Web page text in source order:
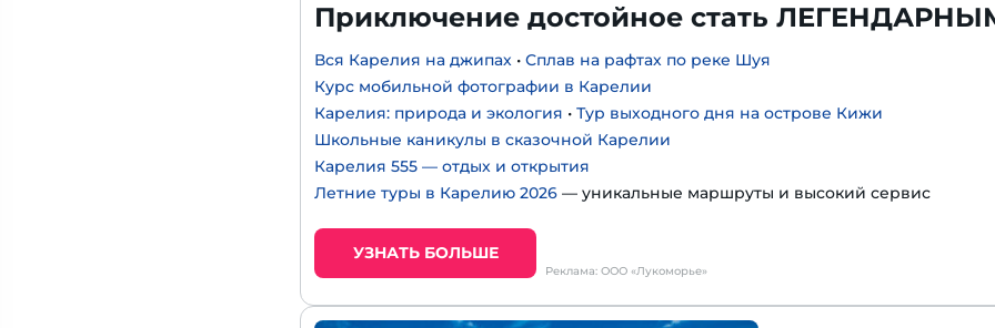
Приключение достойное стать
Вся Карелия на джипах • Сплав на рафтах по реке Шуя
Курс мобильной фотографии в Карелии
Карелия: природа и экология • Тур выходного дня на острове Кижи
Школьные каникулы в сказочной Карелии
Карелия 555 — отдых и открытия
Летние туры в Карелию 2026 — уникальные маршруты и высокий сервис
УЗНАТЬ БОЛЬШЕ
Реклама: ООО «Лукоморье»